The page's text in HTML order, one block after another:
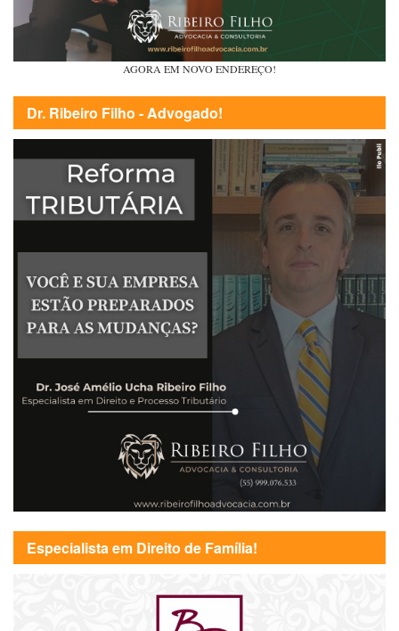
AGORA EM NOVO ENDEREÇO!
Dr. Ribeiro Filho - Advogado!
Especialista em Direito de Família!